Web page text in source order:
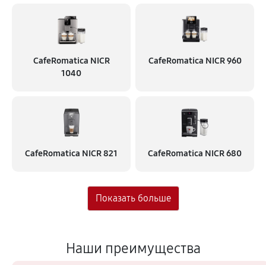
CafeRomatica NICR
1040
CafeRomatica NICR 960
CafeRomatica NICR 821 CafeRomatica NICR 680
Наши преимущества